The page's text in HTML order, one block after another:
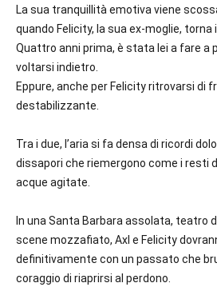
La sua tranquillità emotiva viene
quando Felicity, la sua ex-moglie, torna
Quattro anni prima, è stata lei a fare a
voltarsi indietro.
Eppure, anche per Felicity ritrovarsi di
destabilizzante.
Tra i due, l’aria si fa densa di ricordi
dissapori che riemergono come i resti
acque agitate.
In una Santa Barbara assolata, teatro
scene mozzafiato, Axl e Felicity
definitivamente con un passato che
coraggio di riaprirsi al perdono.